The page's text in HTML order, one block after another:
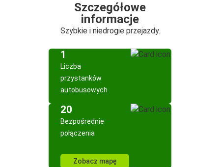
Szczegółowe
informacje
Szybkie i niedrogie przejazdy.
1
Liczba
przystanków
autobusowych
20
Bezpośrednie
połączenia
Zobacz mapę